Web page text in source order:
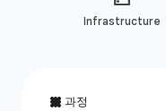
Infrastructure